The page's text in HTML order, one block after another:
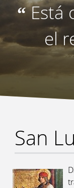
“Está
el
San